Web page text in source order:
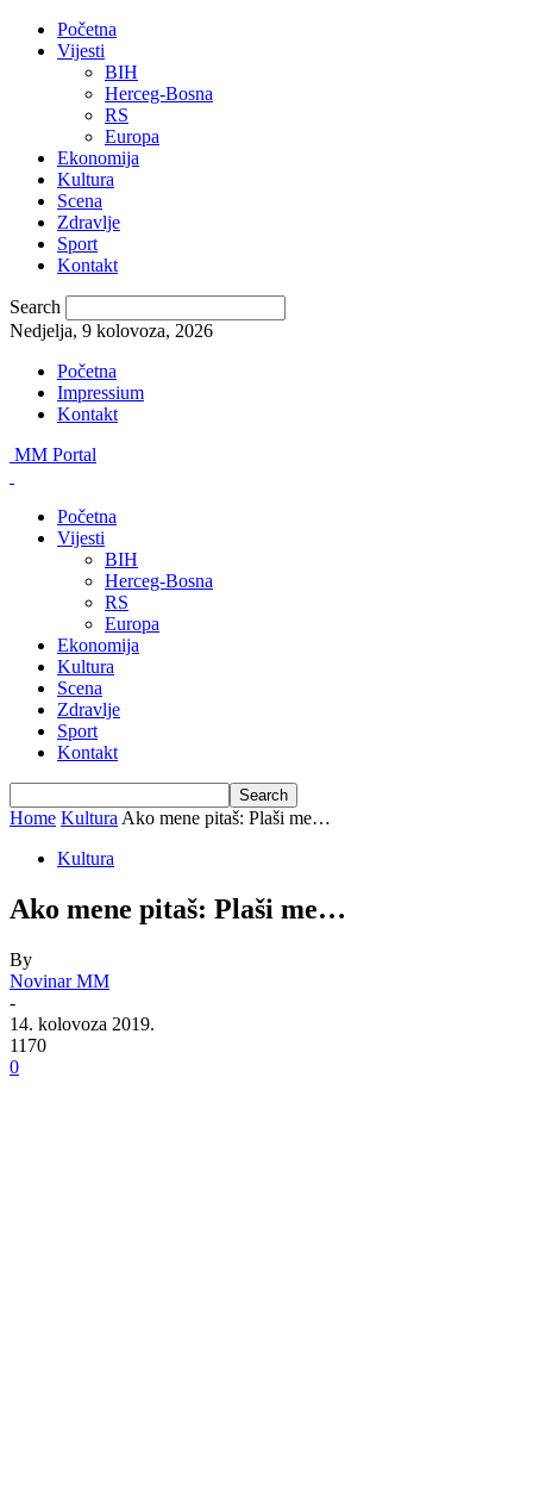
Početna
Vijesti
BIH
Herceg-Bosna
RS
Europa
Ekonomija
Kultura
Scena
Zdravlje
Sport
Kontakt
Search
Nedjelja, 9 kolovoza, 2026
Početna
Impressium
Kontakt
MM Portal
Početna
Vijesti
BIH
Herceg-Bosna
RS
Europa
Ekonomija
Kultura
Scena
Zdravlje
Sport
Kontakt
Home Kultura Ako mene pitaš: Plaši me…
Kultura
Ako mene pitaš: Plaši me…
By
Novinar MM
-
14. kolovoza 2019.
1170
0